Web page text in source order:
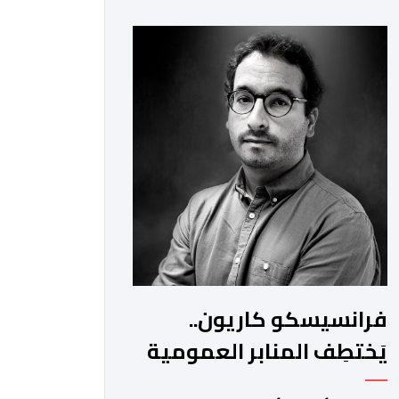
وأكادير وتيكيوين والعروي وأسفي
ووجدة والعيون والدار البيضاء وبني ملال
وابن جرير وطنجة وأصيلة، وذلك في إطار
دينامية داخلية تهدف لضخ دماء جديدة
والاستعانة بكفاءات أمنية شابة
ومتمرسة، […]
فرانسيسكو كاريون..
يَختطِف المنابر العمومية
الإسبانية لتصريف أجندات